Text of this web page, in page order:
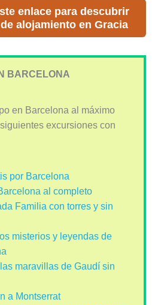
enlace para descubrir
alojamiento en Gracia
BARCELONA
en Barcelona al máximo
excursiones con
por Barcelona
al completo
Familia con torres y sin
misterios y leyendas de
maravillas de Gaudí sin
a Montserrat